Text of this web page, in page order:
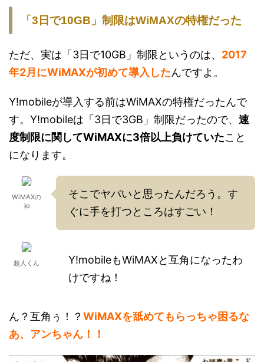
「3日で10GB」制限はWiMAXの特権だった
ただ、実は「3日で10GB」制限というのは、 2017
年2月にWiMAXが初めて導入したんですよ。
Y!mobileが導入する前はWiMAXの特権だったんで
す。Y!mobileは「3日で3GB」制限だったので、 速
度制限に関してWiMAXに3倍以上負けていたこと
になります。
WiMAXの
神
そこでヤバいと思ったんだろう。す
ぐに手を打つところはすごい！
超人くん
Y!mobileもWiMAXと互角になったわ
けですね！
ん？互角ぅ！？ WiMAXを舐めてもらっちゃ困るな
あ、アンちゃん！！